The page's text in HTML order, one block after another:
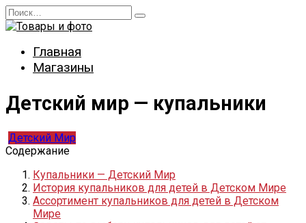
Перейти
к
Search
for:
Главная
Магазины
Детский мир — купальники
Детский Мир
Содержание
Купальники — Детский Мир
История купальников для детей в Детском Мире
Ассортимент купальников для детей в Детском
Мире